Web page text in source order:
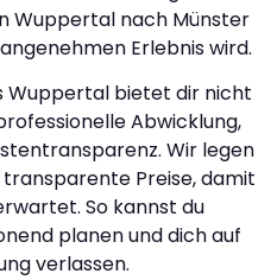
Wuppertal nach Münster
Erlebnis wird.
Wuppertal bietet dir nicht
Abwicklung,
Wir legen
Preise, damit
So kannst du
planen und dich auf
verlassen.